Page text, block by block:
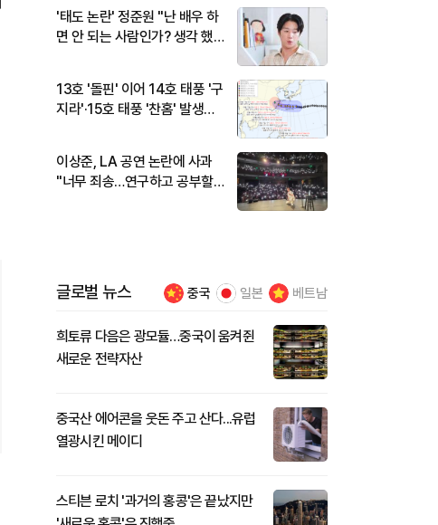
'태도 논란' 정준원 "난 배우 하
면 안 되는 사람인가? 생각 했
13호 '돌핀' 이어 14호 태풍 '구
지라'·15호 태풍 '찬홈' 발생…
이상준, LA 공연 논란에 사과
"너무 죄송…연구하고 공부할
글로벌 뉴스 중국 일본 베트남
희토류 다음은 광모듈…중국이 움켜쥔
새로운 전략자산
중국산 에어콘을 웃돈 주고 산다...유럽
열광시킨 메이디
스티븐 로치 '과거의 홍콩'은 끝났지만